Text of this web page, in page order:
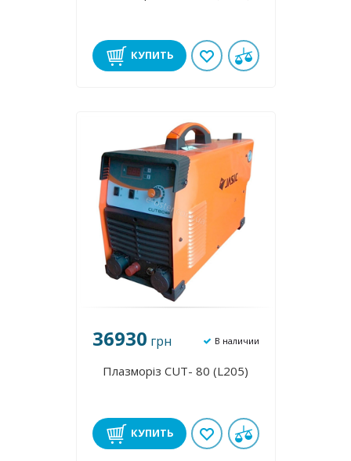
КУПИТЬ
36930 грн В наличии
Плазморіз CUT- 80 (L205)
КУПИТЬ